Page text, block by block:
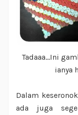
Tadaaa...Ini
ianya
Dalam
ada juga